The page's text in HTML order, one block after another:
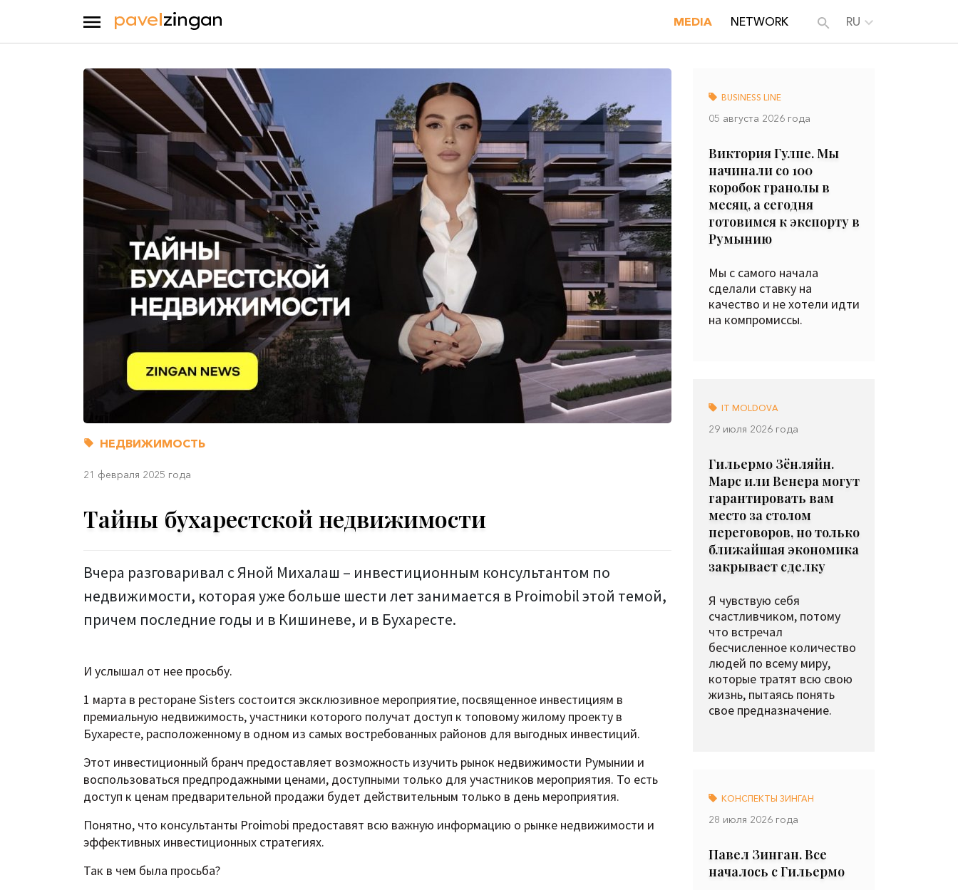
MEDIA NETWORK RU
НЕДВИЖИМОСТЬ
21 февраля 2025 года
Тайны бухарестской недвижимости
Вчера разговаривал с Яной Михалаш – инвестиционным консультантом по
недвижимости, которая уже больше шести лет занимается в Proimobil этой темой,
причем последние годы и в Кишиневе, и в Бухаресте.
И услышал от нее просьбу.
1 марта в ресторане Sisters состоится эксклюзивное мероприятие, посвященное инвестициям в
премиальную недвижимость, участники которого получат доступ к топовому жилому проекту в
Бухаресте, расположенному в одном из самых востребованных районов для выгодных инвестиций.
Этот инвестиционный бранч предоставляет возможность изучить рынок недвижимости Румынии и
воспользоваться предпродажными ценами, доступными только для участников мероприятия. То есть
доступ к ценам предварительной продажи будет действительным только в день мероприятия.
Понятно, что консультанты Proimobi предоставят всю важную информацию о рынке недвижимости и
эффективных инвестиционных стратегиях.
Так в чем была просьба?
BUSINESS LINE
05 августа 2026 года
Виктория Гулпе. Мы
начинали со 100
коробок гранолы в
месяц, а сегодня
готовимся к экспорту в
Румынию
Мы с самого начала
сделали ставку на
качество и не хотели идти
на компромиссы.
IT MOLDOVA
29 июля 2026 года
Гильермо Зёнляйн.
Марс или Венера могут
гарантировать вам
место за столом
переговоров, но только
ближайшая экономика
закрывает сделку
Я чувствую себя
счастливчиком, потому
что встречал
бесчисленное количество
людей по всему миру,
которые тратят всю свою
жизнь, пытаясь понять
свое предназначение.
КОНСПЕКТЫ ЗИНГАН
28 июля 2026 года
Павел Зинган. Все
началось с Гильермо